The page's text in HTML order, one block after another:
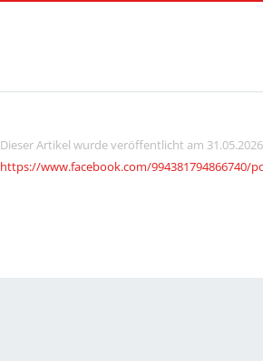
Dieser Artikel wurde veröffentlicht am
https://www.facebook.com/994381794866740/